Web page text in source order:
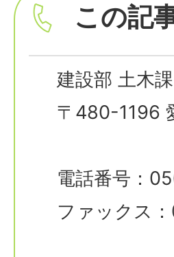
この記
建設部 土木
〒480-1196
電話番号：
ファックス